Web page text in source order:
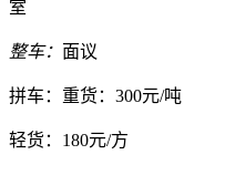
室
整车： 面议
拼车： 重货：300元/吨
轻货： 180元/方